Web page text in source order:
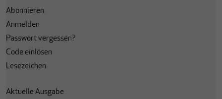
Abonnieren
Anmelden
Passwort vergessen?
Code einlösen
Lesezeichen
Aktuelle Ausgabe